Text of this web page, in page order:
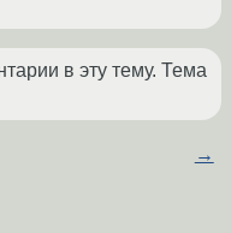
в эту тему. Тема
→